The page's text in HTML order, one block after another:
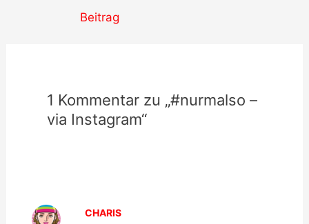
Beitrag
1 Kommentar zu „#nurmalso –
via Instagram“
CHARIS